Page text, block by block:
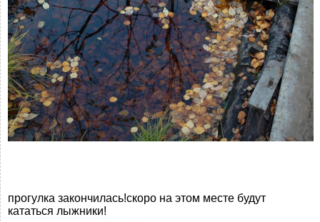
прогулка закончилась!скоро на этом месте будут
кататься лыжники!